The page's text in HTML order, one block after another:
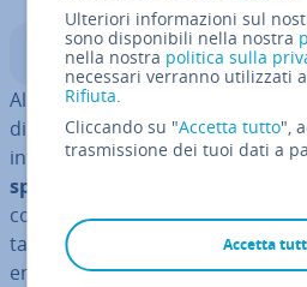
Indice
Al giorno d’oggi, la sicurezza
di­bi­le per qualsiasi azienda.
intendeun concetto di
spo­si­ti­vi finali dell’azienda
computer portatili, PC,
ta­ta in modo completo e
endpoint consente di chiudere
Ulteriori informazioni sul
sono disponibili nella nostra
nella nostra politica sulla
necessari verranno utilizzati
Rifiuta.
Cliccando su "Accetta tutto",
trasmissione dei tuoi dati a
Accetta